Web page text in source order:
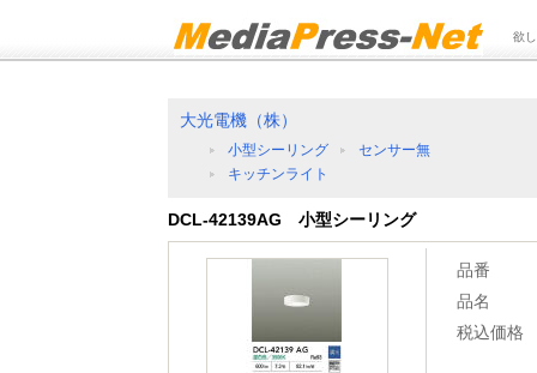
欲
大光電機（株）
小型シーリング
センサー無
キッチンライト
DCL-42139AG 小型シーリング
品番
品名
税込価格